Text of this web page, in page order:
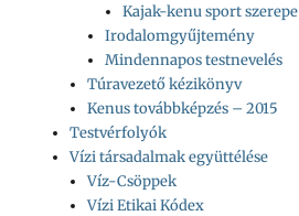
Kajak-kenu sport szerepe
Irodalomgyűjtemény
Mindennapos testnevelés
Túravezető kézikönyv
Kenus továbbképzés – 2015
Testvérfolyók
Vízi társadalmak együttélése
Víz-Csöppek
Vízi Etikai Kódex